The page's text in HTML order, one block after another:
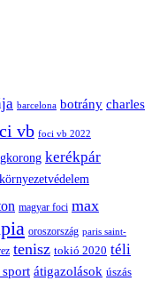
barcelona botrány charles
vb foci vb 2022
kerékpár
környezetvédelem
magyar foci max
oroszország paris saint-
tenisz tokió 2020 téli
átigazolások úszás